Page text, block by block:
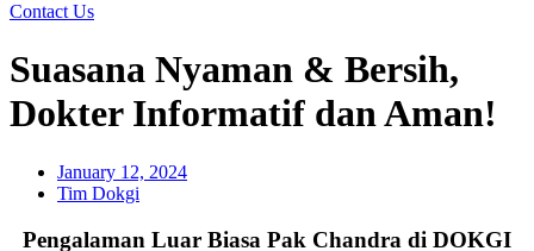
Contact Us
Suasana Nyaman & Bersih,
Dokter Informatif dan Aman!
January 12, 2024
Tim Dokgi
Pengalaman Luar Biasa Pak Chandra di DOKGI